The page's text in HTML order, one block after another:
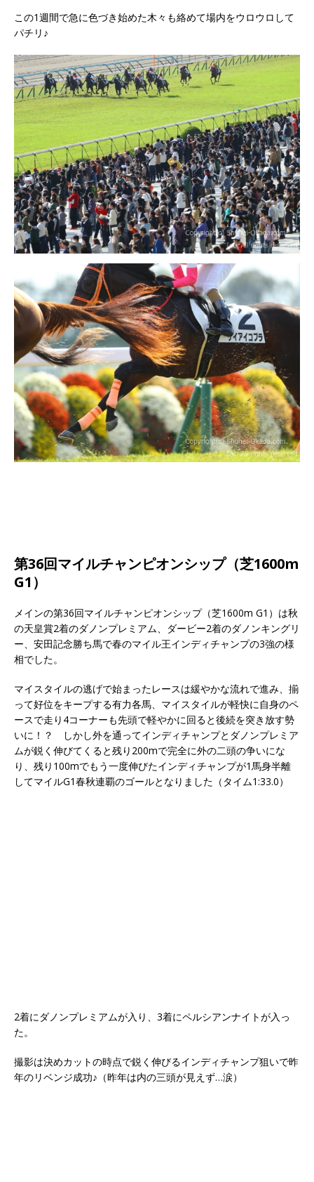
この1週間で急に色づき始めた木々も絡めて場内をウロウロして
パチリ♪
第36回マイルチャンピオンシップ（芝1600m
G1）
メインの第36回マイルチャンピオンシップ（芝1600m G1）は秋
の天皇賞2着のダノンプレミアム、ダービー2着のダノンキングリ
ー、安田記念勝ち馬で春のマイル王インディチャンプの3強の様
相でした。
マイスタイルの逃げで始まったレースは緩やかな流れで進み、揃
って好位をキープする有力各馬、マイスタイルが軽快に自身のペ
ースで走り4コーナーも先頭で軽やかに回ると後続を突き放す勢
いに！？ しかし外を通ってインディチャンプとダノンプレミア
ムが鋭く伸びてくると残り200mで完全に外の二頭の争いにな
り、残り100mでもう一度伸びたインディチャンプが1馬身半離
してマイルG1春秋連覇のゴールとなりました（タイム1:33.0）
2着にダノンプレミアムが入り、3着にペルシアンナイトが入っ
た。
撮影は決めカットの時点で鋭く伸びるインディチャンプ狙いで昨
年のリベンジ成功♪（昨年は内の三頭が見えず…涙）